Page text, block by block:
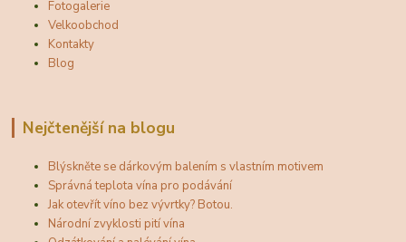
Fotogalerie
Velkoobchod
Kontakty
Blog
Nejčtenější na blogu
Blýskněte se dárkovým balením s vlastním motivem
Správná teplota vína pro podávání
Jak otevřít víno bez vývrtky? Botou.
Národní zvyklosti pití vína